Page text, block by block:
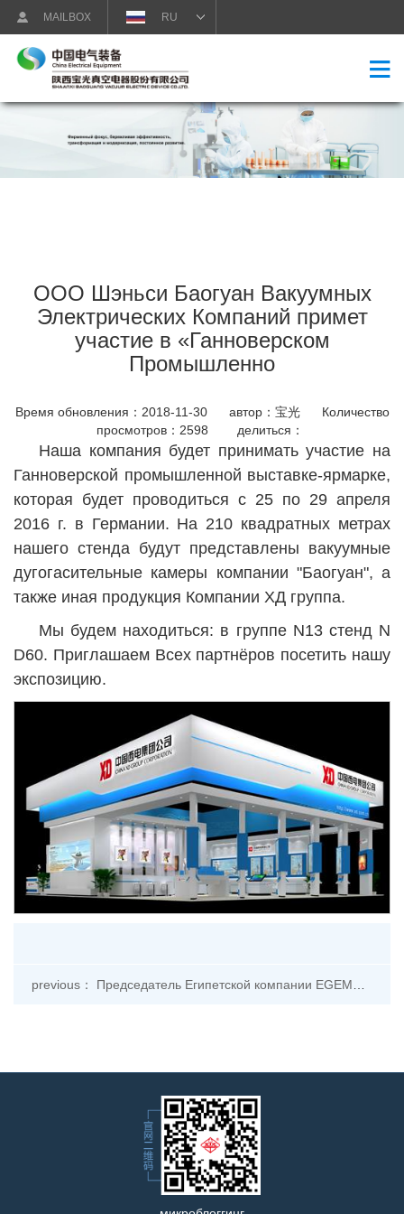
MAILBOX RU
ООО Шэньси Баогуан Вакуумных
Электрических Компаний примет
участие в «Ганноверском
Промышленно
Время обновления：2018-11-30 автор：宝光 Количество
просмотров： 2598 делиться：
Наша компания будет принимать участие на
Ганноверской промышленной выставке-ярмарке,
которая будет проводиться с 25 по 29 апреля
2016 г. в Германии. На 210 квадратных метрах
нашего стенда будут представлены вакуумные
дугогасительные камеры компании "Баогуан", а
также иная продукция Компании ХД группа.
Мы будем находиться: в группе N13 стенд N
D60. Приглашаем Всех партнёров посетить нашу
экспозицию.